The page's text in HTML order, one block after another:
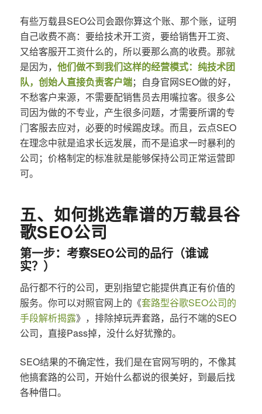
有些万载县SEO公司会跟你算这个账、那个账，证明
自己收费不高：要给技术开工资，要给销售开工资、
又给客服开工资什么的，所以要那么高的收费。那就
是因为， 他们做不到我们这样的经营模式：纯技术团
队，创始人直接负责客户端；自身官网SEO做的好，
不愁客户来源，不需要配销售员去用嘴拉客。很多公
司因为做的不专业，产生很多问题，才需要所谓的专
门客服去应对，必要的时候踢皮球。而且，云点SEO
在理念中就是追求长远发展，而不是追求一时暴利的
公司；价格制定的标准就是能够保持公司正常运营即
可。
五、如何挑选靠谱的万载县谷
歌SEO公司
第一步：考察SEO公司的品行（谁诚
实？）
品行都不行的公司，更别指望它能提供真正有价值的
服务。你可以对照官网上的《套路型谷歌SEO公司的
手段解析揭露》，排除掉玩弄套路，品行不端的SEO
公司，直接Pass掉，没什么好犹豫的。
SEO结果的不确定性，我们是在官网写明的，不像其
他搞套路的公司，开始什么都说的很美好，到最后找
各种借口。